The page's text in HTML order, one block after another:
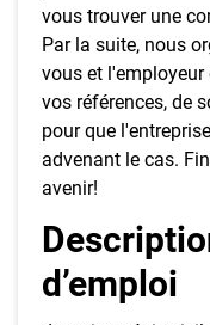
vous trouver une
Par la suite, nous
vous et
vos références, de
pour que
advenant le cas.
avenir!
d’emploi